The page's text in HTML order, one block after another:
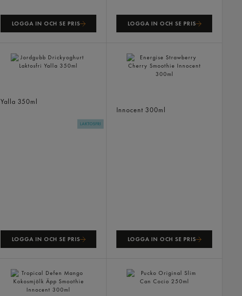
LOGGA IN OCH SE PRIS LOGGA IN OCH SE PRIS
Yalla 350ml
LOGGA IN OCH SE PRIS
Innocent 300ml
LOGGA IN OCH SE PRIS